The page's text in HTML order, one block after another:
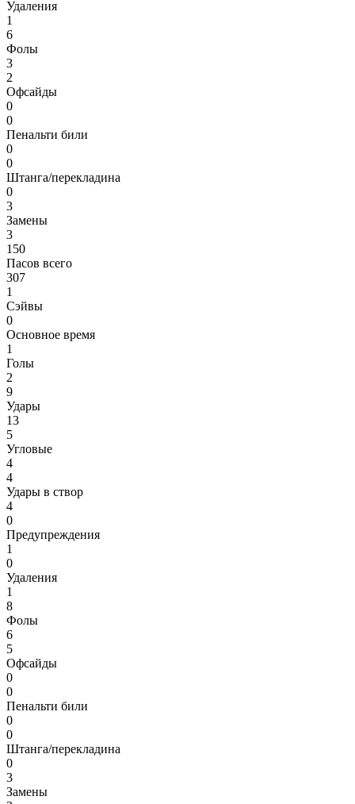
Удаления
1
6
Фолы
3
2
Офсайды
0
0
Пенальти били
0
0
Штанга/перекладина
0
3
Замены
3
150
Пасов всего
307
1
Сэйвы
0
Основное время
1
Голы
2
9
Удары
13
5
Угловые
4
4
Удары в створ
4
0
Предупреждения
1
0
Удаления
1
8
Фолы
6
5
Офсайды
0
0
Пенальти били
0
0
Штанга/перекладина
0
3
Замены